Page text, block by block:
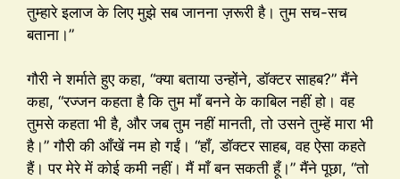
तुम्हारे इलाज के लिए मुझे सब जानना ज़रूरी है। तुम सच-सच
बताना।”
गौरी ने शर्माते हुए कहा, “क्या बताया उन्होंने, डॉक्टर साहब?” मैंने
कहा, “रज्जन कहता है कि तुम माँ बनने के काबिल नहीं हो। वह
तुमसे कहता भी है, और जब तुम नहीं मानती, तो उसने तुम्हें मारा भी
है।” गौरी की आँखें नम हो गईं। “हाँ, डॉक्टर साहब, वह ऐसा कहते
हैं। पर मेरे में कोई कमी नहीं। मैं माँ बन सकती हूँ।” मैंने पूछा, “तो